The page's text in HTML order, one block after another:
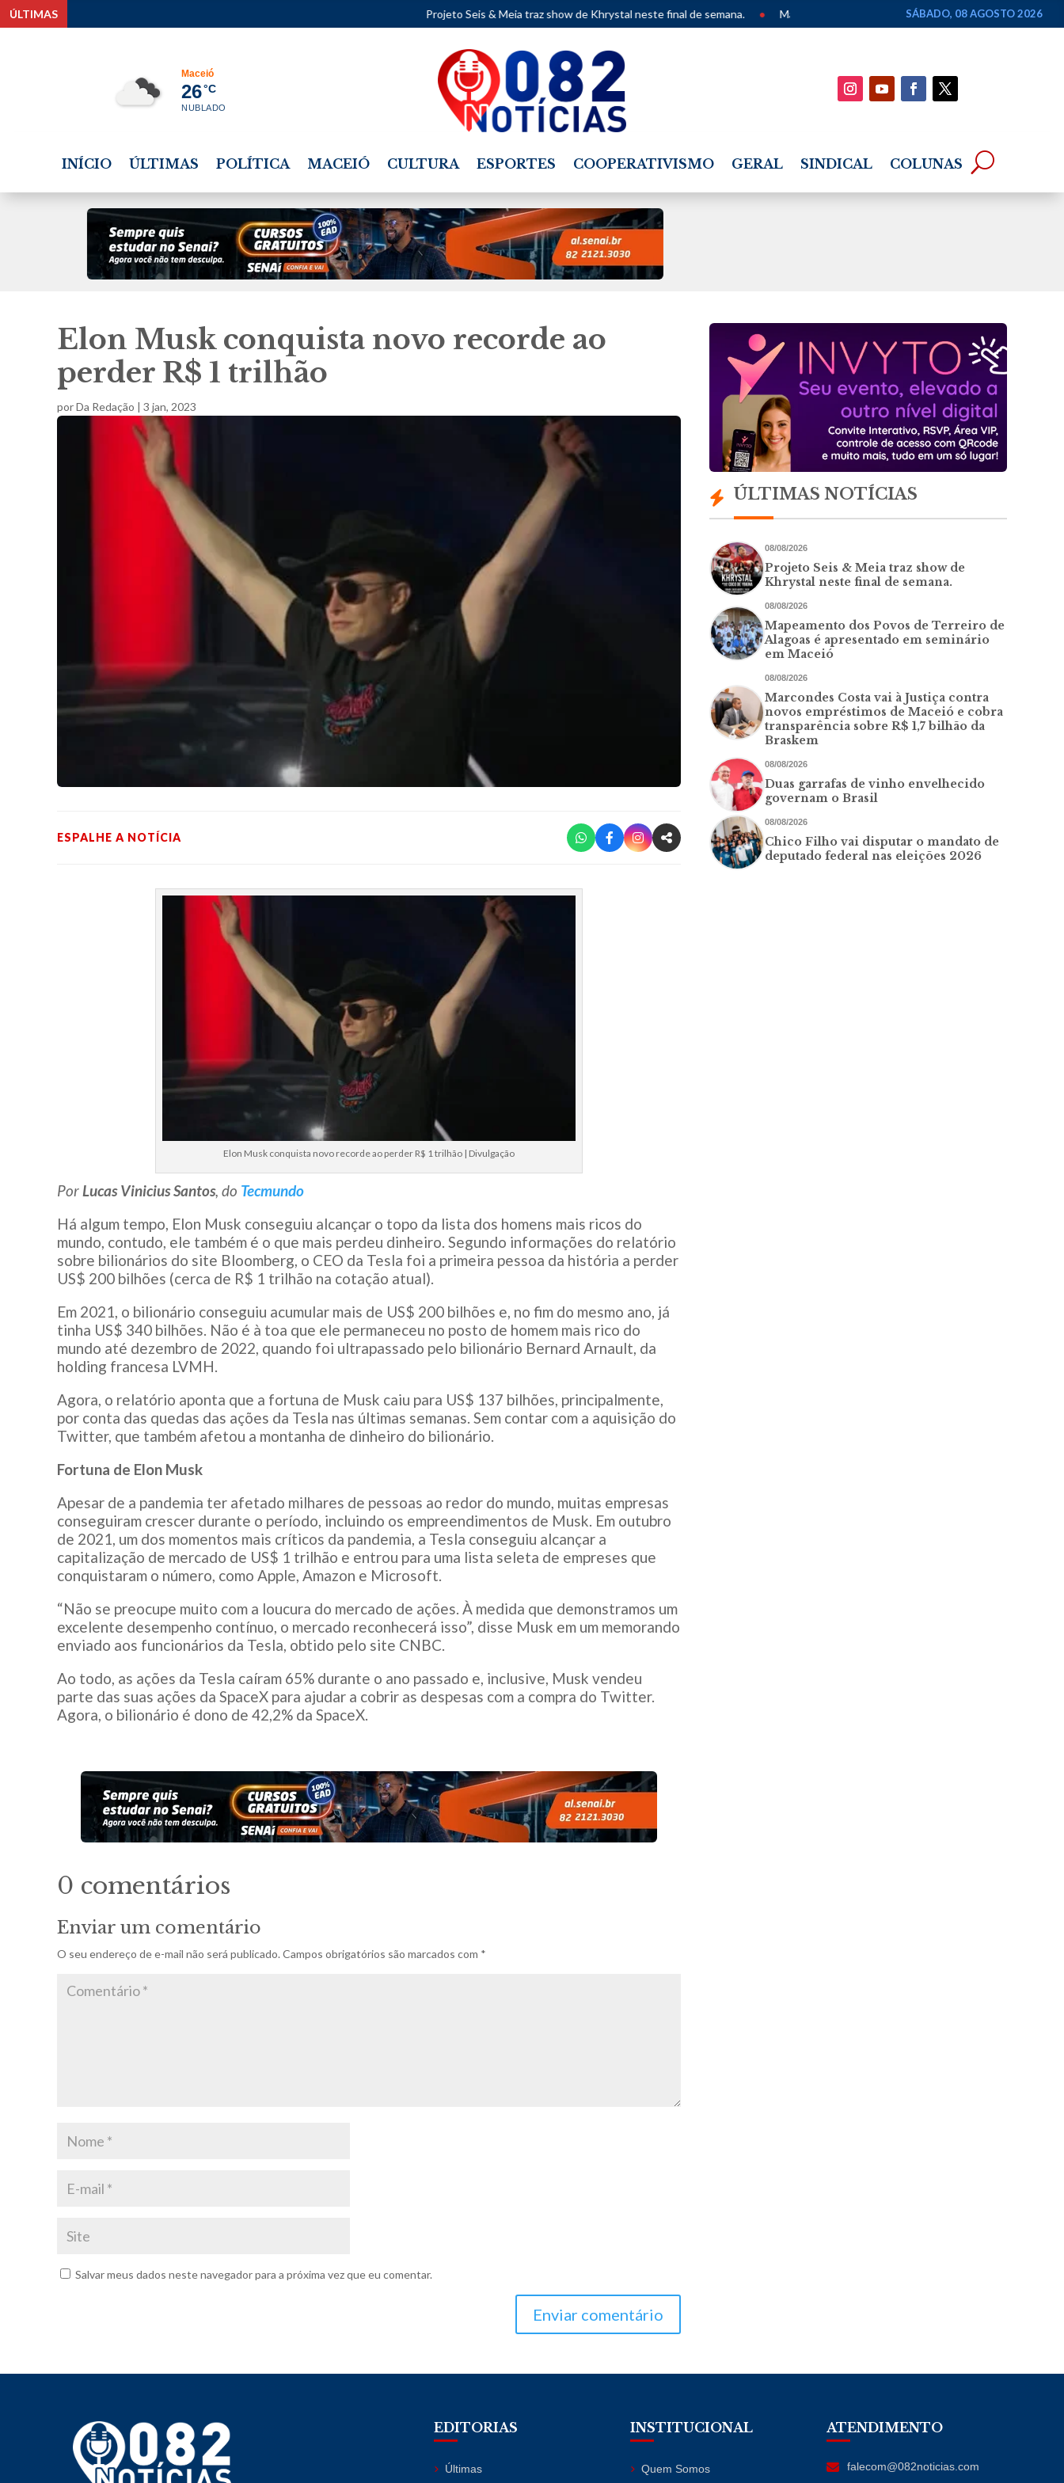
ÚLTIMAS Projeto Seis & Meia traz show de Khrystal neste final de semana. • Mapeamento dos Povos de Terreiro de Alagoas é apresentado em
SÁBADO, 08 AGOSTO 2026
Maceió
26°C
NUBLADO
INÍCIO ÚLTIMAS POLÍTICA MACEIÓ CULTURA ESPORTES COOPERATIVISMO GERAL SINDICAL COLUNAS
Elon Musk conquista novo recorde ao
perder R$ 1 trilhão
porDa Redação 3 jan, 2023
ESPALHE A NOTÍCIA
Elon Musk conquista novo recorde ao perder R$ 1 trilhão | Divulgação
Por Lucas Vinicius Santos, do Tecmundo
Há algum tempo, Elon Musk conseguiu alcançar o topo da lista dos homens mais ricos do
mundo, contudo, ele também é o que mais perdeu dinheiro. Segundo informações do relatório
sobre bilionários do site Bloomberg, o CEO da Tesla foi a primeira pessoa da história a perder
US$ 200 bilhões (cerca de R$ 1 trilhão na cotação atual).
Em 2021, o bilionário conseguiu acumular mais de US$ 200 bilhões e, no fim do mesmo ano, já
tinha US$ 340 bilhões. Não é à toa que ele permaneceu no posto de homem mais rico do
mundo até dezembro de 2022, quando foi ultrapassado pelo bilionário Bernard Arnault, da
holding francesa LVMH.
Agora, o relatório aponta que a fortuna de Musk caiu para US$ 137 bilhões, principalmente,
por conta das quedas das ações da Tesla nas últimas semanas. Sem contar com a aquisição do
Twitter, que também afetou a montanha de dinheiro do bilionário.
Fortuna de Elon Musk
Apesar de a pandemia ter afetado milhares de pessoas ao redor do mundo, muitas empresas
conseguiram crescer durante o período, incluindo os empreendimentos de Musk. Em outubro
de 2021, um dos momentos mais críticos da pandemia, a Tesla conseguiu alcançar a
capitalização de mercado de US$ 1 trilhão e entrou para uma lista seleta de empreses que
conquistaram o número, como Apple, Amazon e Microsoft.
“Não se preocupe muito com a loucura do mercado de ações. À medida que demonstramos um
excelente desempenho contínuo, o mercado reconhecerá isso”, disse Musk em um memorando
enviado aos funcionários da Tesla, obtido pelo site CNBC.
Ao todo, as ações da Tesla caíram 65% durante o ano passado e, inclusive, Musk vendeu
parte das suas ações da SpaceX para ajudar a cobrir as despesas com a compra do Twitter.
Agora, o bilionário é dono de 42,2% da SpaceX.
0 comentários
Enviar um comentário
O seu endereço de e-mail não será publicado. Campos obrigatórios são marcados com *
Salvar meus dados neste navegador para a próxima vez que eu comentar.
Enviar comentário
ÚLTIMAS NOTÍCIAS
08/08/2026
Projeto Seis & Meia traz show de
Khrystal neste final de semana.
08/08/2026
Mapeamento dos Povos de Terreiro de
Alagoas é apresentado em seminário
em Maceió
08/08/2026
Marcondes Costa vai à Justiça contra
novos empréstimos de Maceió e cobra
transparência sobre R$ 1,7 bilhão da
Braskem
08/08/2026
Duas garrafas de vinho envelhecido
governam o Brasil
08/08/2026
Chico Filho vai disputar o mandato de
deputado federal nas eleições 2026
EDITORIAS
Últimas
INSTITUCIONAL
Quem Somos
ATENDIMENTO
falecom@082noticias.com